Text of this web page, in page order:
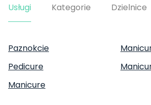
Usługi Kategorie Dzielnice
Paznokcie
Pedicure
Manicure